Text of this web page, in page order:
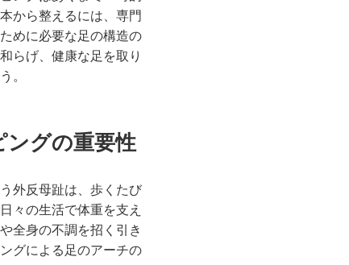
から整えるには、専門
めに必要な足の構造の
らげ、健康な足を取り
。
ングの重要性
外反母趾は、歩くたび
々の生活で体重を支え
全身の不調を招く引き
グによる足のアーチの